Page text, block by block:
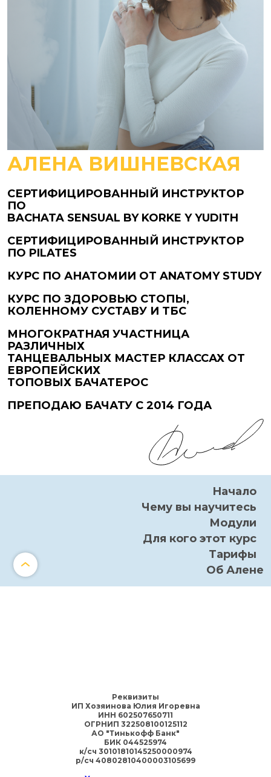
АЛЕНА ВИШНЕВСКАЯ
СЕРТИФИЦИРОВАННЫЙ ИНСТРУКТОР
ПО
BACHATA SENSUAL BY KORKE Y YUDITH
СЕРТИФИЦИРОВАННЫЙ ИНСТРУКТОР
ПО PILATES
КУРС ПО АНАТОМИИ ОТ ANATOMY STUDY
КУРС ПО ЗДОРОВЬЮ СТОПЫ,
КОЛЕННОМУ СУСТАВУ И ТБС
МНОГОКРАТНАЯ УЧАСТНИЦА
РАЗЛИЧНЫХ
ТАНЦЕВАЛЬНЫХ МАСТЕР КЛАССАХ ОТ
ЕВРОПЕЙСКИХ
ТОПОВЫХ БАЧАТЕРОС
ПРЕПОДАЮ БАЧАТУ С 2014 ГОДА
Начало
Чему вы научитесь
Модули
Для кого этот курс
Тарифы
Об Алене
Реквизиты
ИП Хозяинова Юлия Игоревна
ИНН 602507650711
ОГРНИП 322508100125112
АО "Тинькофф Банк"
БИК 044525974
к/сч 30101810145250000974
р/сч 40802810400003105699